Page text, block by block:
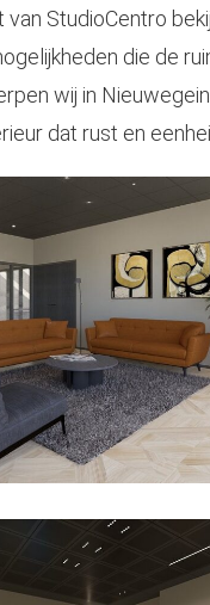
StudioCentro
die de
wij in
dat rust en